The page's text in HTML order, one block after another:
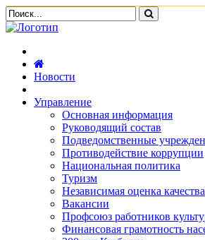
Новости
Управление
Основная информация
Руководящий состав
Подведомственные
Противодействие коррупции
Национальная политика
Туризм
Независимая оценка качества
Вакансии
Профсоюз работников
Финансовая грамотность